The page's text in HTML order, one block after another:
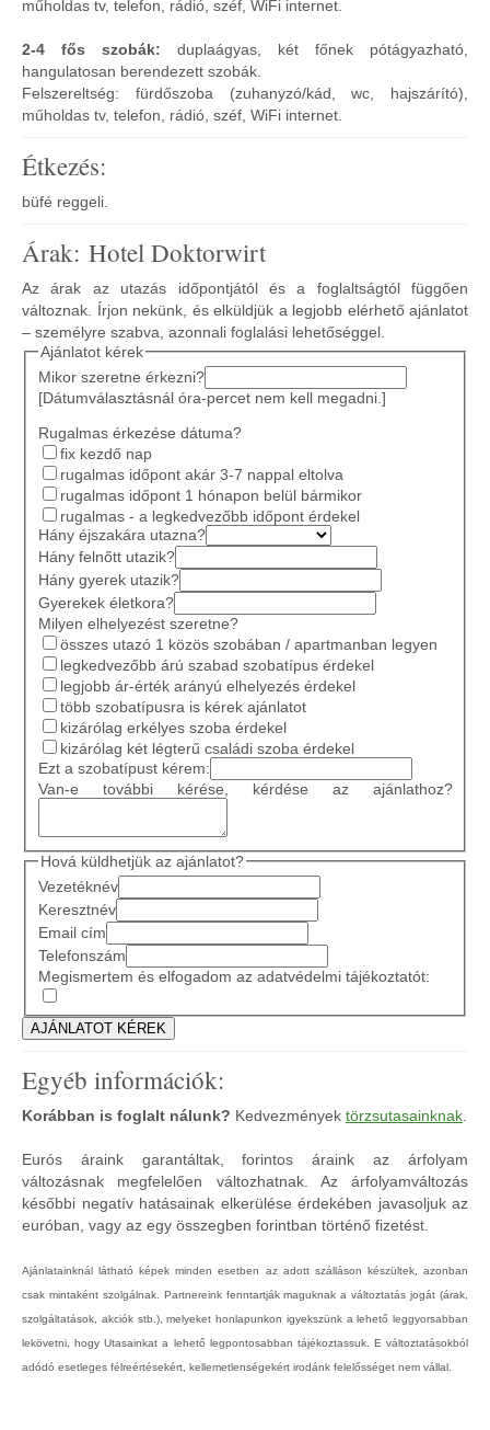
műholdas tv, telefon, rádió, széf, WiFi internet.
2-4 fős szobák: duplaágyas, két főnek pótágyazható,
hangulatosan berendezett szobák.
Felszereltség: fürdőszoba (zuhanyzó/kád, wc, hajszárító),
műholdas tv, telefon, rádió, széf, WiFi internet.
Étkezés:
büfé reggeli.
Árak: Hotel Doktorwirt
Az árak az utazás időpontjától és a foglaltságtól függően
változnak. Írjon nekünk, és elküldjük a legjobb elérhető ajánlatot
– személyre szabva, azonnali foglalási lehetőséggel.
Ajánlatot kérek
Mikor szeretne érkezni?
[Dátumválasztásnál óra-percet nem kell megadni.]
Rugalmas érkezése dátuma?
fix kezdő nap
rugalmas időpont akár 3-7 nappal eltolva
rugalmas időpont 1 hónapon belül bármikor
rugalmas - a legkedvezőbb időpont érdekel
Hány éjszakára utazna?
Hány felnőtt utazik?
Hány gyerek utazik?
Gyerekek életkora?
Milyen elhelyezést szeretne?
összes utazó 1 közös szobában / apartmanban legyen
legkedvezőbb árú szabad szobatípus érdekel
legjobb ár-érték arányú elhelyezés érdekel
több szobatípusra is kérek ajánlatot
kizárólag erkélyes szoba érdekel
kizárólag két légterű családi szoba érdekel
Ezt a szobatípust kérem:
Van-e további kérése, kérdése az ajánlathoz?
Hová küldhetjük az ajánlatot?
Vezetéknév
Keresztnév
Email cím
Telefonszám
Megismertem és elfogadom az adatvédelmi tájékoztatót:
Egyéb információk:
Korábban is foglalt nálunk? Kedvezmények törzsutasainknak.
Eurós áraink garantáltak, forintos áraink az árfolyam
változásnak megfelelően változhatnak. Az árfolyamváltozás
későbbi negatív hatásainak elkerülése érdekében javasoljuk az
euróban, vagy az egy összegben forintban történő fizetést.
Ajánlatainknál látható képek minden esetben az adott szálláson készültek, azonban
csak mintaként szolgálnak. Partnereink fenntartják maguknak a változtatás jogát (árak,
szolgáltatások, akciók stb.), melyeket honlapunkon igyekszünk a lehető leggyorsabban
lekövetni, hogy Utasainkat a lehető legpontosabban tájékoztassuk. E változtatásokból
adódó esetleges félreértésekért, kellemetlenségekért irodánk felelősséget nem vállal.